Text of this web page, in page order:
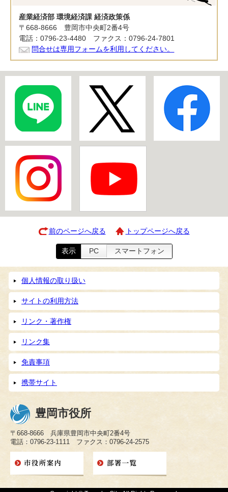
産業経済部 環境経済課 経済政策係
〒668-8666 豊岡市中央町2番4号
電話：0796-23-4480 ファクス：0796-24-7801
問合せは専用フォームを利用してください。
前のページへ戻る トップページへ戻る
表示 PC スマートフォン
個人情報の取り扱い
サイトの利用方法
リンク・著作権
リンク集
免責事項
携帯サイト
豊岡市役所
〒668-8666 兵庫県豊岡市中央町2番4号
電話：0796-23-1111 ファクス：0796-24-2575